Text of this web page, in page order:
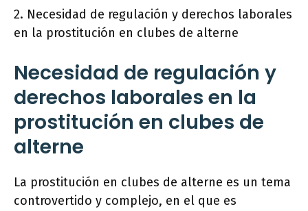
2. Necesidad de regulación y derechos laborales
en la prostitución en clubes de alterne
Necesidad de regulación y
derechos laborales en la
prostitución en clubes de
alterne
La prostitución en clubes de alterne es un tema
controvertido y complejo, en el que es